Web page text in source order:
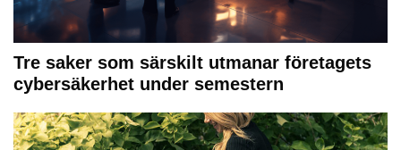
Tre saker som särskilt utmanar företagets
cybersäkerhet under semestern